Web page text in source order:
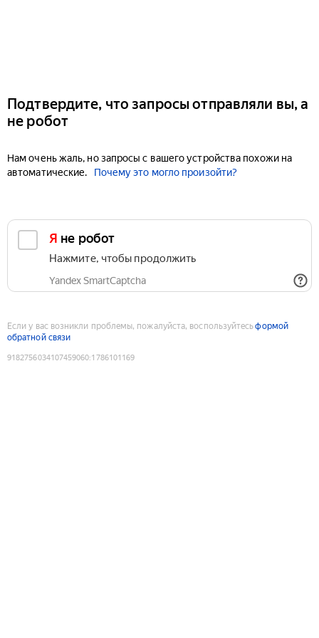
Подтвердите, что запросы отправляли вы, а
не робот
Нам очень жаль, но запросы с вашего устройства похожи на
автоматические.
Почему это могло произойти?
Я не робот
Нажмите, чтобы продолжить
Yandex SmartCaptcha
Если у вас возникли проблемы, пожалуйста, воспользуйтесьформой
обратной связи
9182756034107459060:1786101169